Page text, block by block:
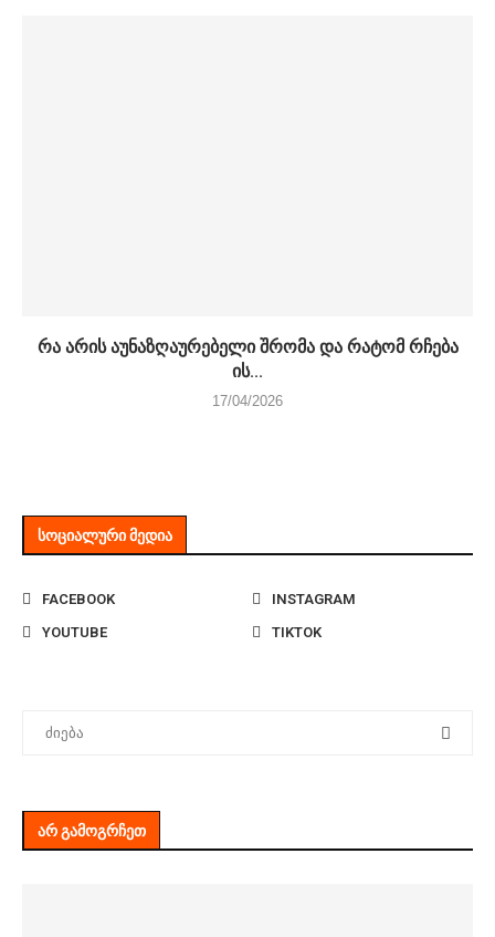
რა არის აუნაზღაურებელი შრომა და რატომ რჩება
ის...
17/04/2026
ᲡᲝᲪᲘᲐᲚᲣᲠᲘ ᲛᲔᲓᲘᲐ
FACEBOOK
INSTAGRAM
YOUTUBE
TIKTOK
ᲐᲠ ᲒᲐᲛᲝᲒᲠᲩᲔᲗ